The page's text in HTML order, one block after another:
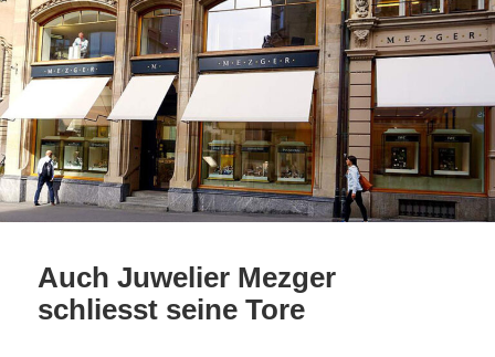
Auch Juwelier Mezger
schliesst seine Tore